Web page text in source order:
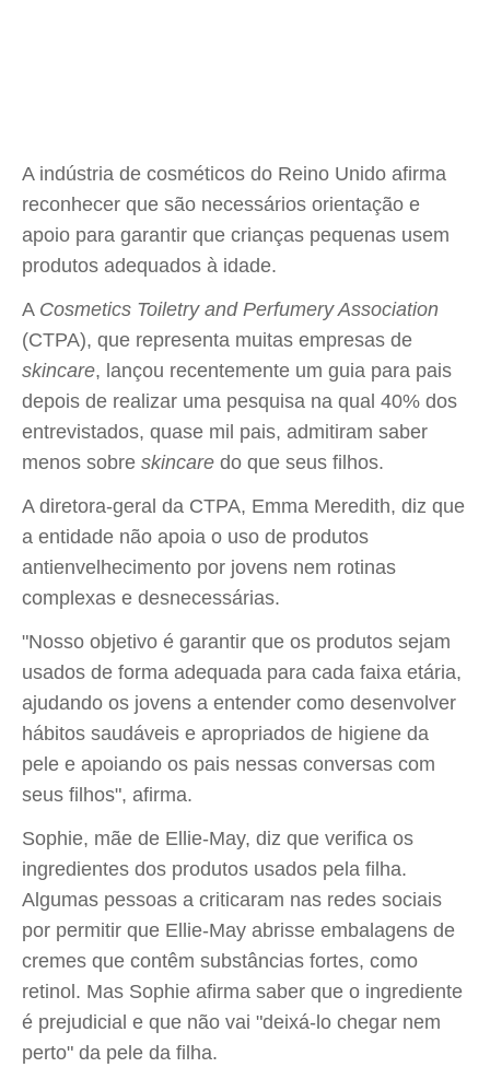
A indústria de cosméticos do Reino Unido afirma
reconhecer que são necessários orientação e
apoio para garantir que crianças pequenas usem
produtos adequados à idade.
A Cosmetics Toiletry and Perfumery Association
(CTPA), que representa muitas empresas de
skincare, lançou recentemente um guia para pais
depois de realizar uma pesquisa na qual 40% dos
entrevistados, quase mil pais, admitiram saber
menos sobre skincare do que seus filhos.
A diretora-geral da CTPA, Emma Meredith, diz que
a entidade não apoia o uso de produtos
antienvelhecimento por jovens nem rotinas
complexas e desnecessárias.
"Nosso objetivo é garantir que os produtos sejam
usados de forma adequada para cada faixa etária,
ajudando os jovens a entender como desenvolver
hábitos saudáveis e apropriados de higiene da
pele e apoiando os pais nessas conversas com
seus filhos", afirma.
Sophie, mãe de Ellie-May, diz que verifica os
ingredientes dos produtos usados pela filha.
Algumas pessoas a criticaram nas redes sociais
por permitir que Ellie-May abrisse embalagens de
cremes que contêm substâncias fortes, como
retinol. Mas Sophie afirma saber que o ingrediente
é prejudicial e que não vai "deixá-lo chegar nem
perto" da pele da filha.